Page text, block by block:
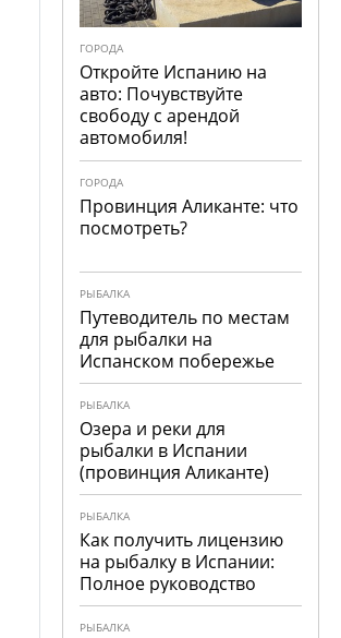
ГОРОДА
Откройте Испанию на
авто: Почувствуйте
свободу с арендой
автомобиля!
ГОРОДА
Провинция Аликанте: что
посмотреть?
РЫБАЛКА
Путеводитель по местам
для рыбалки на
Испанском побережье
РЫБАЛКА
Озера и реки для
рыбалки в Испании
(провинция Аликанте)
РЫБАЛКА
Как получить лицензию
на рыбалку в Испании:
Полное руководство
РЫБАЛКА